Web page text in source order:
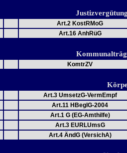
Art.2 KostRMoG
Art.16 AnhRüG
KomtrZV
Art.3 UmsetzG-VermEmpf
Art.11 HBeglG-2004
Art.1 G (EG-Amthilfe)
Art.3 EURLUmsG
Art.4 ÄndG (VersichA)